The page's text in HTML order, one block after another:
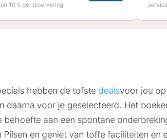
10 € per reservering
hebben de tofste dealsvoor jou
daarna voor je geselecteerd. Het
aan een spontane
en geniet van toffe faciliteiten en